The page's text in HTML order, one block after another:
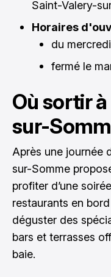
Saint-Valery-
Horaires
du
fermé le
Où sortir
sur-
Après une journée
sur-Somme
profiter d’une
restaurants en
déguster des
bars et terrasses
baie.